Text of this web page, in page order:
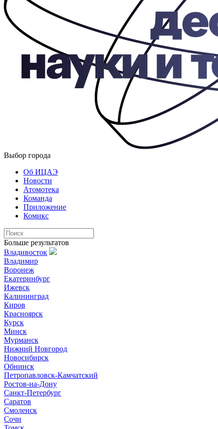
Выбор города
Об ИЦАЭ
Новости
Атомотека
Команда
Приложение
Комикс
Больше результатов
Владивосток
Владимир
Воронеж
Екатеринбург
Ижевск
Калининград
Киров
Красноярск
Курск
Минск
Мурманск
Нижний Новгород
Новосибирск
Обнинск
Петропавловск-Камчатский
Ростов-на-Дону
Санкт-Петербург
Саратов
Смоленск
Сочи